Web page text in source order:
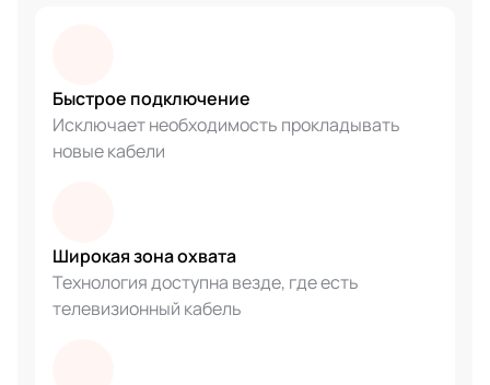
Быстрое подключение
Исключает необходимость прокладывать
новые кабели
Широкая зона охвата
Технология доступна везде, где есть
телевизионный кабель